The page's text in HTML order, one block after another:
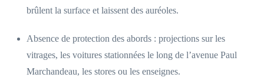
brûlent la surface et laissent des auréoles.
Absence de protection des abords : projections sur les
vitrages, les voitures stationnées le long de l’avenue Paul
Marchandeau, les stores ou les enseignes.